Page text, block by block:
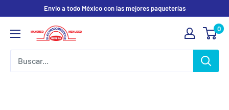
contenido
Envio a todo México con las mejores paqueterías
Electrodomesticos
0